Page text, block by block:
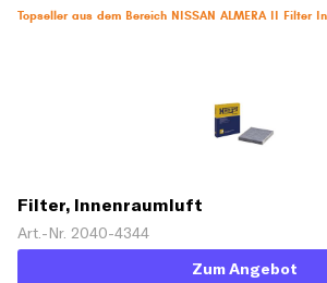
Topseller aus dem Bereich NISSAN ALMERA II Filter
Filter, Innenraumluft
Art.-Nr. 2040-4344
Zum Angebot